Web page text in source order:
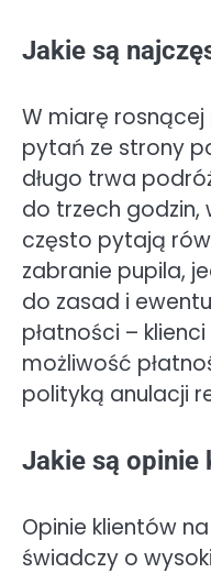
Jakie są
W miarę rosnącej
pytań ze strony
długo trwa
do trzech godzin,
często pytają
zabranie pupila,
do zasad i
płatności –
możliwość
polityką anulacji
Jakie są opinie
Opinie klientów
świadczy o